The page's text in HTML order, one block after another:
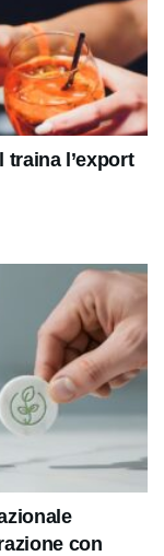
traina l’export
con